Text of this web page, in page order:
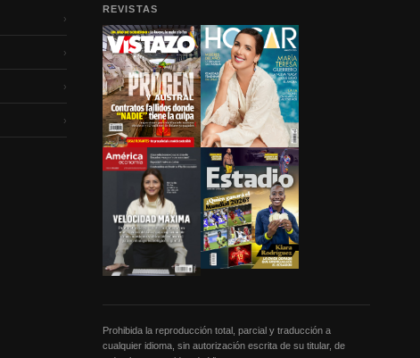
›
›
›
›
REVISTAS
Prohibida la reproducción total, parcial y traducción a
cualquier idioma, sin autorización escrita de su titular, de